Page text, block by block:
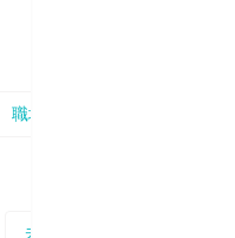
職場の人間関係
未来予知